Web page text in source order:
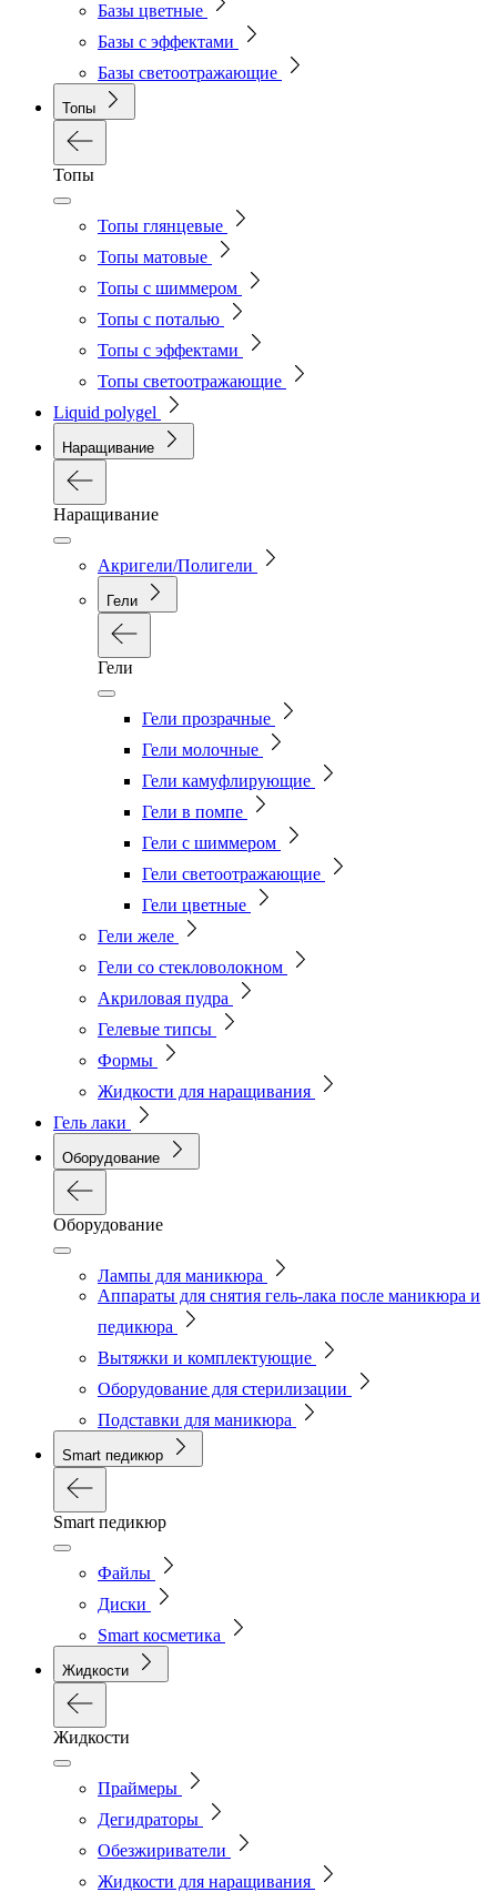
Базы цветные
Базы с эффектами
Базы светоотражающие
Топы
Топы
Топы глянцевые
Топы матовые
Топы с шиммером
Топы с поталью
Топы с эффектами
Топы светоотражающие
Liquid polygel
Наращивание
Наращивание
Акригели/Полигели
Гели
Гели
Гели прозрачные
Гели молочные
Гели камуфлирующие
Гели в помпе
Гели с шиммером
Гели светоотражающие
Гели цветные
Гели желе
Гели со стекловолокном
Акриловая пудра
Гелевые типсы
Формы
Жидкости для наращивания
Гель лаки
Оборудование
Оборудование
Лампы для маникюра
Аппараты для снятия гель-лака после маникюра и
педикюра
Вытяжки и комплектующие
Оборудование для стерилизации
Подставки для маникюра
Smart педикюр
Smart педикюр
Файлы
Диски
Smart косметика
Жидкости
Жидкости
Праймеры
Дегидраторы
Обезжириватели
Жидкости для наращивания